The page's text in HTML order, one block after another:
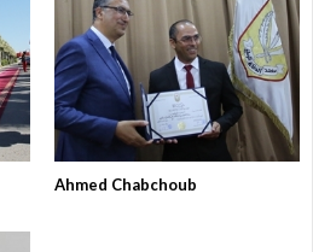
Ahmed Chabchoub